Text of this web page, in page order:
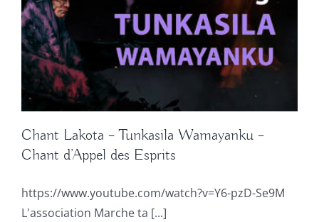
Chant Lakota – Tunkasila Wamayanku –
Chant d’Appel des Esprits
https://www.youtube.com/watch?v=Y6-pzD-Se9M
L'association Marche ta [...]